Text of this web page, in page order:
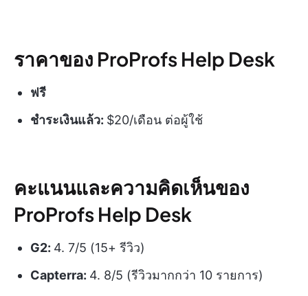
ราคาของ ProProfs Help Desk
ฟรี
ชำระเงินแล้ว: $20/เดือน ต่อผู้ใช้
คะแนนและความคิดเห็นของ
ProProfs Help Desk
G2: 4. 7/5 (15+ รีวิว)
Capterra: 4. 8/5 (รีวิวมากกว่า 10 รายการ)